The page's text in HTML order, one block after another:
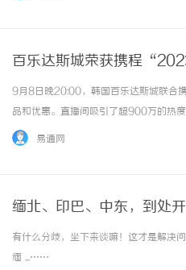
百乐达斯城荣获携程
9月8日晚20:00，韩国百乐达斯城联合
品和优惠。直播间吸引了超900万的热
斯城上半年的最高业绩。这一成果不仅
易通网
缅北、印巴、中东，到处
有什么分歧，坐下来谈嘛！这才是解决
缅 ...……
保护您的合法权益，助您走出